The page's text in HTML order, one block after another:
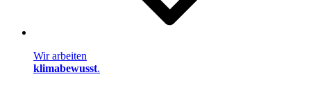
Wir arbeiten
klimabewusst.